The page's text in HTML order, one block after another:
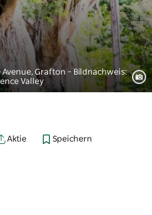
Avenue, Grafton – Bildnachweis:
Valley
Aktie Speichern